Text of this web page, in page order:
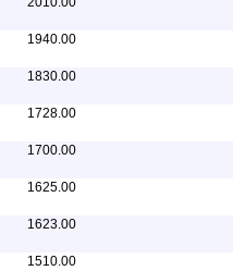
1940.00
1830.00
1728.00
1700.00
1625.00
1623.00
1510.00